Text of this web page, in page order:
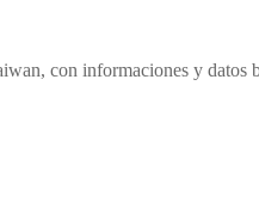
con informaciones y datos